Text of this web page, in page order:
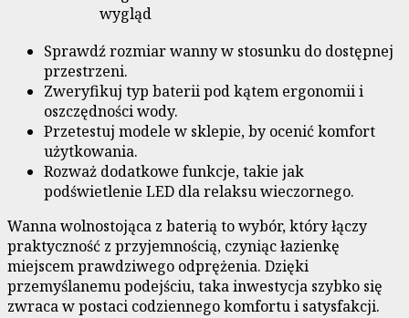
wygląd
Sprawdź rozmiar wanny w stosunku do dostępnej
przestrzeni.
Zweryfikuj typ baterii pod kątem ergonomii i
oszczędności wody.
Przetestuj modele w sklepie, by ocenić komfort
użytkowania.
Rozważ dodatkowe funkcje, takie jak
podświetlenie LED dla relaksu wieczornego.
Wanna wolnostojąca z baterią to wybór, który łączy
praktyczność z przyjemnością, czyniąc łazienkę
miejscem prawdziwego odprężenia. Dzięki
przemyślanemu podejściu, taka inwestycja szybko się
zwraca w postaci codziennego komfortu i satysfakcji.